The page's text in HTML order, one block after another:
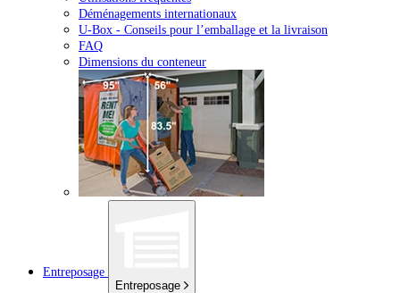
Déménagements internationaux
U-Box - Conseils pour l’emballage et la livraison
FAQ
Dimensions du conteneur
Entreposage
Entreposage